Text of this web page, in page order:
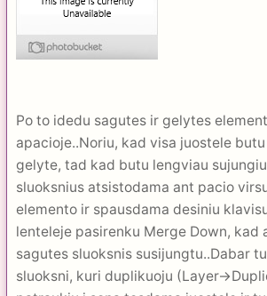
Po to idedu sagutes ir gelytes
apacioje..Noriu, kad visa juostele
gelyte, tad kad butu lengviau
sluoksnius atsistodama ant pacio
elemento ir spausdama desiniu
lenteleje pasirenku Merge Down, kad
sagutes sluoksnis susijungtu..Dabar
sluoksni, kuri duplikuoju (Layer-